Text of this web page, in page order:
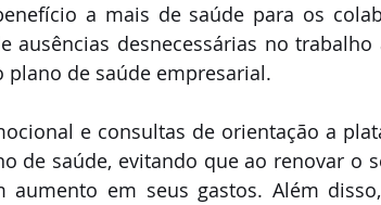
a mais de saúde para os
ausências desnecessárias no
plano de saúde empresarial.
e consultas de orientação a
de saúde, evitando que ao renovar o
aumento em seus gastos. Além